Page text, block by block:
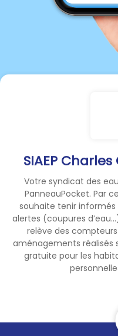
SIAEP
Votre syndicat des
PanneauPocket. Par
souhaite tenir
alertes (coupures
relève des
aménagements réalisés
gratuite pour les
forte
Nos
en eau
limitées.
l'eau à
Nous
de cette